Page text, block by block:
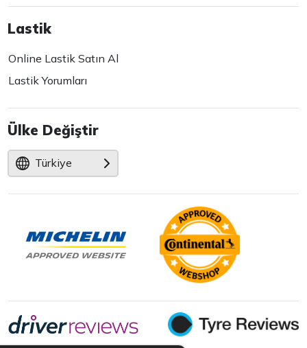
Lastik
Online Lastik Satın Al
Lastik Yorumları
Ülke Değiştir
Türkiye